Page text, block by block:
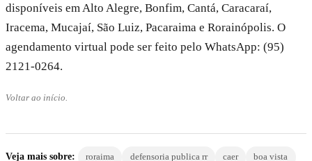
disponíveis em Alto Alegre, Bonfim, Cantá, Caracaraí,
Iracema, Mucajaí, São Luiz, Pacaraima e Rorainópolis. O
agendamento virtual pode ser feito pelo WhatsApp: (95)
2121-0264.
Voltar ao início.
Veja mais sobre: roraima defensoria publica rr caer boa vista